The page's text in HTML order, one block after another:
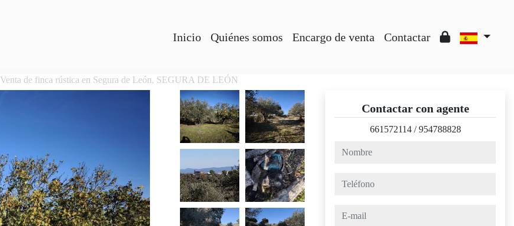
Inicio Quiénes somos Encargo de venta Contactar
Venta de finca rústica en Segura de León, SEGURA DE LEÓN
Contactar con agente
661572114 /954788828
nombre
teléfono
e-mail